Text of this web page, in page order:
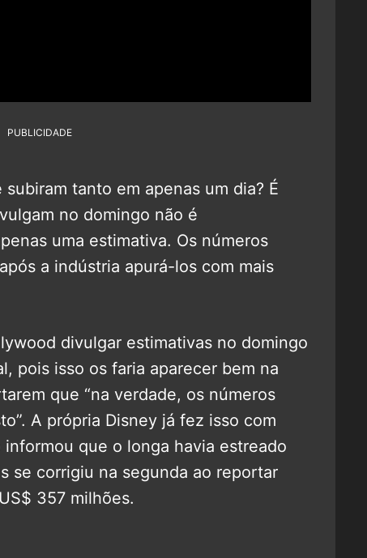
PUBLICIDADE
tanto em apenas um dia? É
no domingo não é
uma estimativa. Os números
a indústria apurá-los com mais
divulgar estimativas no domingo
pois isso os faria aparecer bem na
que “na verdade, os números
A própria Disney já fez isso com
informou que o longa havia estreado
se corrigiu na segunda ao reportar
357 milhões.